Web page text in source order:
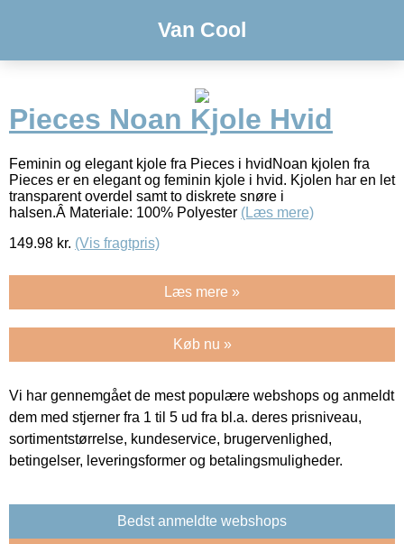
Van Cool
Pieces Noan Kjole Hvid
Feminin og elegant kjole fra Pieces i hvidNoan kjolen fra
Pieces er en elegant og feminin kjole i hvid. Kjolen har en let
transparent overdel samt to diskrete snøre i
halsen.Â Materiale: 100% Polyester (Læs mere)
149.98 kr. (Vis fragtpris)
Læs mere »
Køb nu »
Vi har gennemgået de mest populære webshops og anmeldt
dem med stjerner fra 1 til 5 ud fra bl.a. deres prisniveau,
sortimentstørrelse, kundeservice, brugervenlighed,
betingelser, leveringsformer og betalingsmuligheder.
Bedst anmeldte webshops